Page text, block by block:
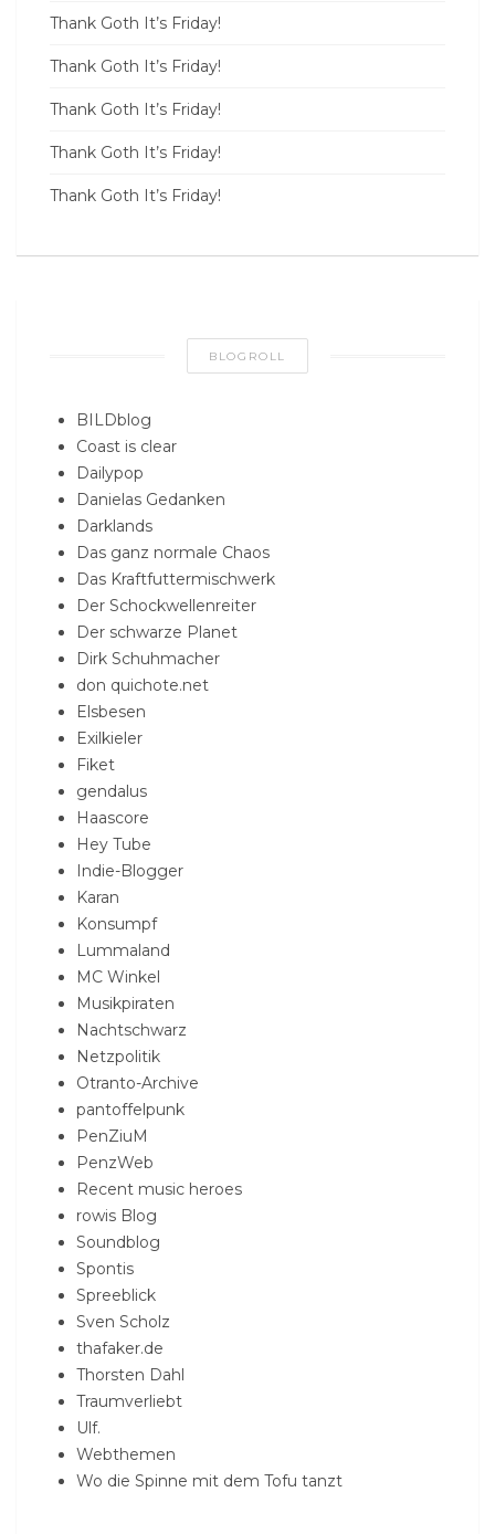
Thank Goth It’s Friday!
Thank Goth It’s Friday!
Thank Goth It’s Friday!
Thank Goth It’s Friday!
Thank Goth It’s Friday!
BLOGROLL
BILDblog
Coast is clear
Dailypop
Danielas Gedanken
Darklands
Das ganz normale Chaos
Das Kraftfuttermischwerk
Der Schockwellenreiter
Der schwarze Planet
Dirk Schuhmacher
don quichote.net
Elsbesen
Exilkieler
Fiket
gendalus
Haascore
Hey Tube
Indie-Blogger
Karan
Konsumpf
Lummaland
MC Winkel
Musikpiraten
Nachtschwarz
Netzpolitik
Otranto-Archive
pantoffelpunk
PenZiuM
PenzWeb
Recent music heroes
rowis Blog
Soundblog
Spontis
Spreeblick
Sven Scholz
thafaker.de
Thorsten Dahl
Traumverliebt
Ulf.
Webthemen
Wo die Spinne mit dem Tofu tanzt